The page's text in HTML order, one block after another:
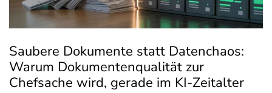
Saubere Dokumente statt Datenchaos:
Warum Dokumentenqualität zur
Chefsache wird, gerade im KI-Zeitalter